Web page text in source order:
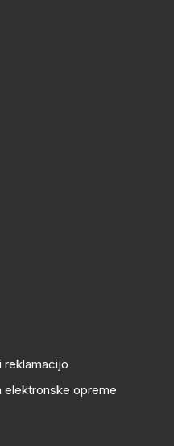
reklamacijo
elektronske opreme